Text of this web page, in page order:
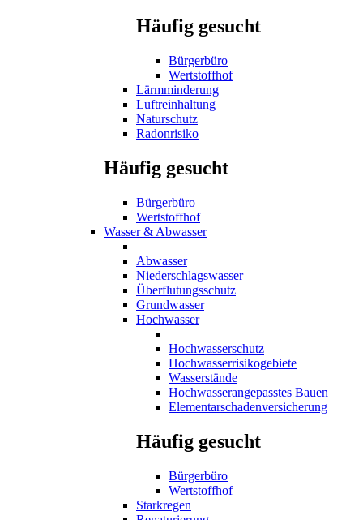
Häufig gesucht
Bürgerbüro
Wertstoffhof
Lärmminderung
Luftreinhaltung
Naturschutz
Radonrisiko
Häufig gesucht
Bürgerbüro
Wertstoffhof
Wasser & Abwasser
Abwasser
Niederschlagswasser
Überflutungsschutz
Grundwasser
Hochwasser
Hochwasserschutz
Hochwasserrisikogebiete
Wasserstände
Hochwasserangepasstes Bauen
Elementarschadenversicherung
Häufig gesucht
Bürgerbüro
Wertstoffhof
Starkregen